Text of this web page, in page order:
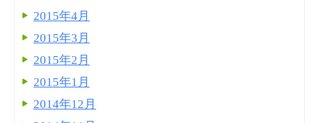
2015年4月
2015年3月
2015年2月
2015年1月
2014年12月